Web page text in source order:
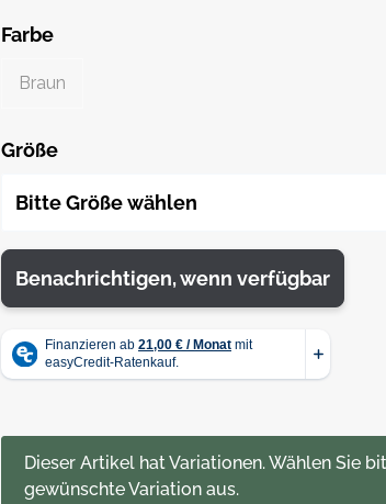
Farbe
Braun
Größe
Bitte Größe wählen
Benachrichtigen, wenn verfügbar
x
Dieser Artikel hat Variationen. Wählen Sie
gewünschte Variation aus.